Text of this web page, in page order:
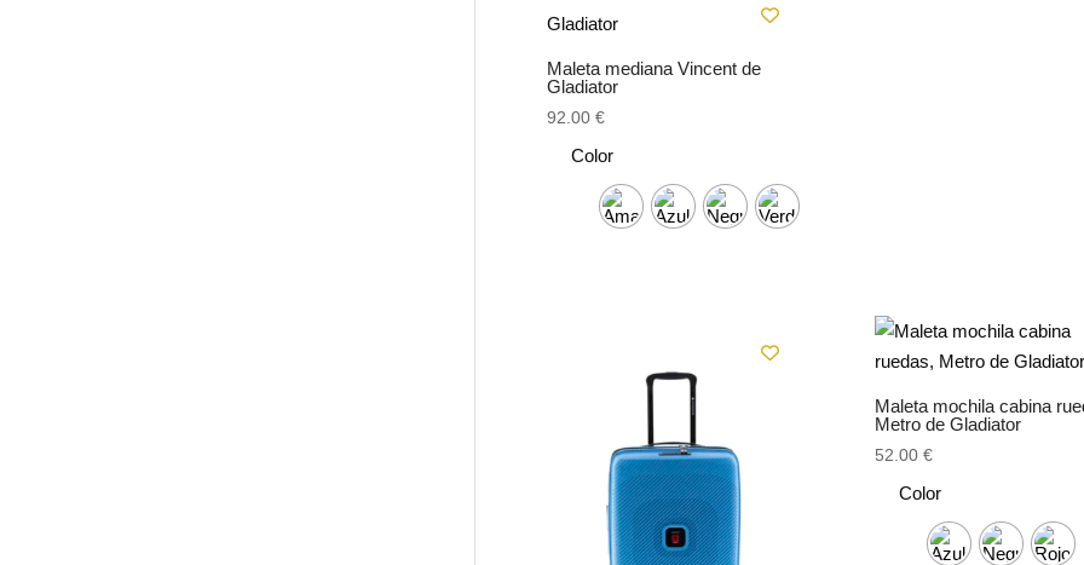
Maleta mediana Vincent de
Gladiator
92.00 €
Color
Maleta mochila cabina
Metro de Gladiator
52.00€
Color